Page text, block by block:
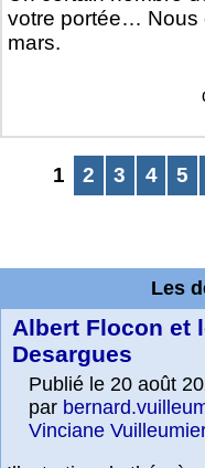
votre portée… Nous
mars.
1 2 3 4 5
Les
Albert Flocon et
Desargues
Publié le 20 août
par
Vinciane